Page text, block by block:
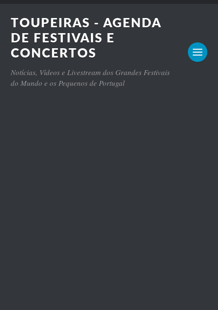
TOUPEIRAS - AGENDA
DE FESTIVAIS E
CONCERTOS
Notícias, Vídeos e Livestream dos Grandes Festivais
do Mundo e os Pequenos de Portugal